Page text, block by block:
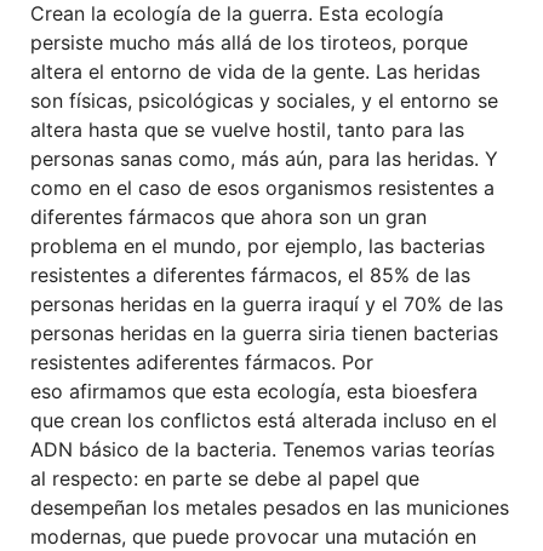
Crean la ecología de la guerra. Esta ecología
persiste mucho más allá de los tiroteos, porque
altera el entorno de vida de la gente. Las heridas
son físicas, psicológicas y sociales, y el entorno se
altera hasta que se vuelve hostil, tanto para las
personas sanas como, más aún, para las heridas. Y
como en el caso de esos organismos resistentes a
diferentes fármacos que ahora son un gran
problema en el mundo, por ejemplo, las bacterias
resistentes a diferentes fármacos, el 85% de las
personas heridas en la guerra iraquí y el 70% de las
personas heridas en la guerra siria tienen bacterias
resistentes adiferentes fármacos. Por
eso afirmamos que esta ecología, esta bioesfera
que crean los conflictos está alterada incluso en el
ADN básico de la bacteria. Tenemos varias teorías
al respecto: en parte se debe al papel que
desempeñan los metales pesados en las municiones
modernas, que puede provocar una mutación en